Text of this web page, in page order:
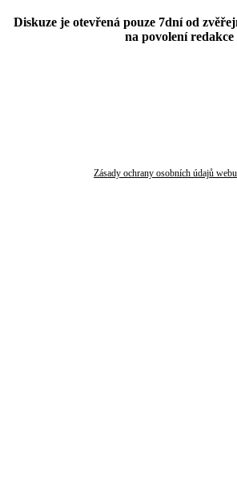
Diskuze je otevřená pouze 7dní od
na povolení redakce
Zásady ochrany osobních údajů